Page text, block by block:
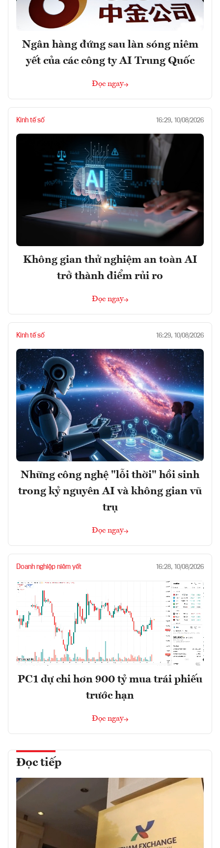
Ngân hàng đứng sau làn sóng niêm
yết của các công ty AI Trung Quốc
Đọc ngay
Kinh tế số 16:29, 10/08/2026
Không gian thử nghiệm an toàn AI
trở thành điểm rủi ro
Đọc ngay
Kinh tế số 16:29, 10/08/2026
Những công nghệ "lỗi thời" hồi sinh
trong kỷ nguyên AI và không gian vũ
trụ
Đọc ngay
Doanh nghiệp niêm yết 16:28, 10/08/2026
PC1 dự chi hơn 900 tỷ mua trái phiếu
trước hạn
Đọc ngay
Đọc tiếp